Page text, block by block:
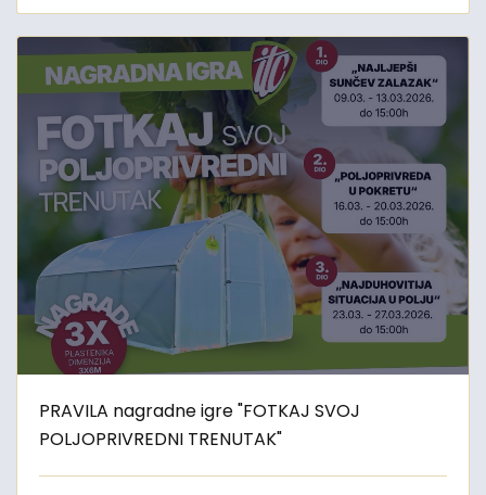
PRAVILA nagradne igre "FOTKAJ SVOJ
POLJOPRIVREDNI TRENUTAK"